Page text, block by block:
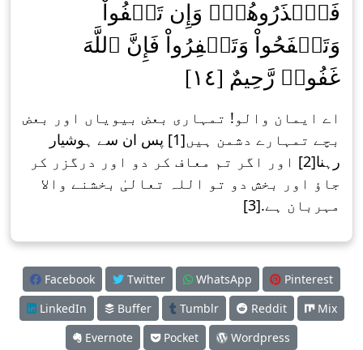
فَٱحۡذَرُوهُمۡۚ وَإِن تَعۡفُواْ
وَتَصۡفَحُواْ وَتَغۡفِرُواْ فَإِنَّ ٱللَّهَ
غَفُورٞ رَّحِيمٌ [١٤]
اے ایمان والو! تمہاری بعض بیویاں اور بعض
بچے تمہارے دشمن ہیں[1] پس ان سے ہوشیار
رہنا[2] اور اگر تم معاف کر دو اور درگزر کر
جاؤ اور بخش دو تو اللہ تعالیٰ بخشنے واﻻ
مہربان ہے.[3]
Facebook Twitter WhatsApp
Pinterest
LinkedIn
Buffer Tumblr Reddit
Mix
Evernote
Pocket Wordpress